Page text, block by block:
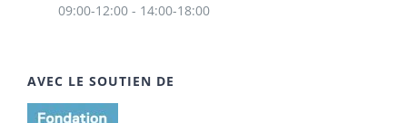
09:00-12:00 - 14:00-18:00
AVEC LE SOUTIEN DE